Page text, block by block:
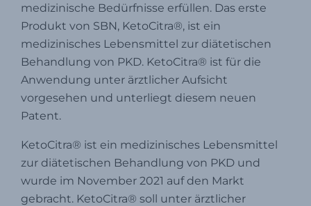
medizinische Bedürfnisse erfüllen. Das erste
Produkt von SBN, KetoCitra®, ist ein
medizinisches Lebensmittel zur diätetischen
Behandlung von PKD. KetoCitra® ist für die
Anwendung unter ärztlicher Aufsicht
vorgesehen und unterliegt diesem neuen
Patent.
KetoCitra® ist ein medizinisches Lebensmittel
zur diätetischen Behandlung von PKD und
wurde im November 2021 auf den Markt
gebracht. KetoCitra® soll unter ärztlicher